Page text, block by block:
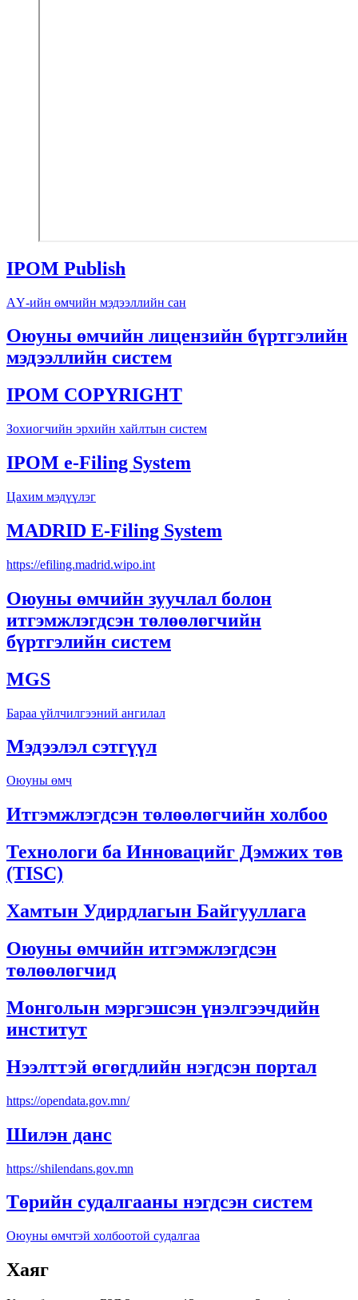
IPOM Publish
АҮ-ийн өмчийн мэдээллийн сан
Оюуны өмчийн лицензийн бүртгэлийн
мэдээллийн систем
IPOM COPYRIGHT
Зохиогчийн эрхийн хайлтын систем
IPOM e-Filing System
Цахим мэдүүлэг
MADRID E-Filing System
https://efiling.madrid.wipo.int
Оюуны өмчийн зуучлал болон
итгэмжлэгдсэн төлөөлөгчийн
бүртгэлийн систем
MGS
Бараа үйлчилгээний ангилал
Мэдээлэл сэтгүүл
Оюуны өмч
Итгэмжлэгдсэн төлөөлөгчийн холбоо
Технологи ба Инновацийг Дэмжих төв
(TISC)
Хамтын Удирдлагын Байгууллага
Оюуны өмчийн итгэмжлэгдсэн
төлөөлөгчид
Монголын мэргэшсэн үнэлгээчдийн
институт
Нээлттэй өгөгдлийн нэгдсэн портал
https://opendata.gov.mn/
Шилэн данс
https://shilendans.gov.mn
Төрийн судалгааны нэгдсэн систем
Оюуны өмчтэй холбоотой судалгаа
Хаяг